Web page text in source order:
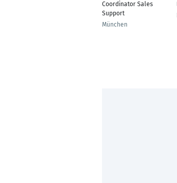
Coordinator Sales
Support
München